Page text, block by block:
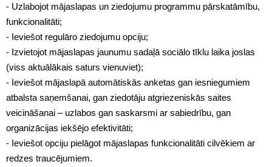
- Uzlabojot mājaslapas un ziedojumu programmu pārskatāmību,
funkcionalitāti;
- Ieviešot regulāro ziedojumu opciju;
- Izvietojot mājaslapas jaunumu sadaļā sociālo tīklu laika joslas
(viss aktuālākais saturs vienuviet);
- Ieviešot mājaslapā automātiskās anketas gan iesniegumiem
atbalsta saņemšanai, gan ziedotāju atgriezeniskās saites
veicināšanai – uzlabos gan saskarsmi ar sabiedrību, gan
organizācijas iekšējo efektivitāti;
- Ieviešot opciju pielāgot mājaslapas funkcionalitāti cilvēkiem ar
redzes traucējumiem.